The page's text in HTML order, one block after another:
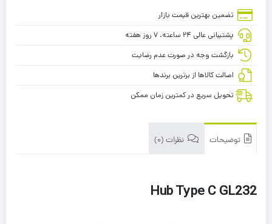
تضمین بهترین قیمت بازار
پشتیبانی عالی ۲۴ ساعته، ۷ روز هفته
بازگشت وجه در صورت عدم رضایت
اصالت کالاها از برترین برندها
تحویل سریع در کمترین زمان ممکن
توضیحات نظرات (0)
Hub Type C GL232